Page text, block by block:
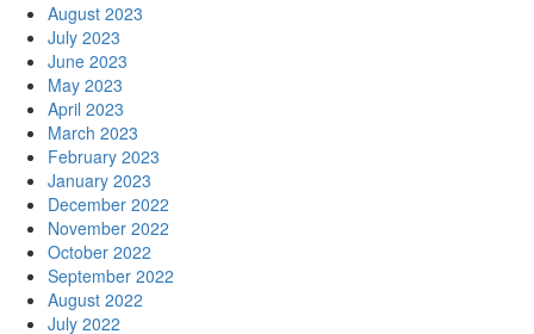
August 2023
July 2023
June 2023
May 2023
April 2023
March 2023
February 2023
January 2023
December 2022
November 2022
October 2022
September 2022
August 2022
July 2022